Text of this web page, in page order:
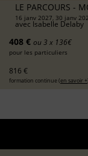
LE PARCOURS -
16 janv 2027, 30 janv
avec Isabelle Delaby
408 € ou 3 x 136€
pour les particuliers
816 €
formation continue (en savoir +)